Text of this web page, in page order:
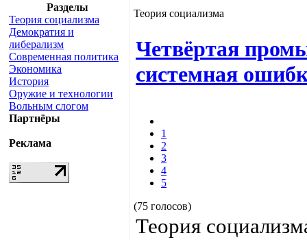
Разделы
Теория социализма
Демократия и
либерализм
Современная политика
Экономика
История
Оружие и технологии
Вольным слогом
Партнёры
Реклама
Теория социализма
Четвёртая
системная
1
2
3
4
5
(75 голосов)
Теория